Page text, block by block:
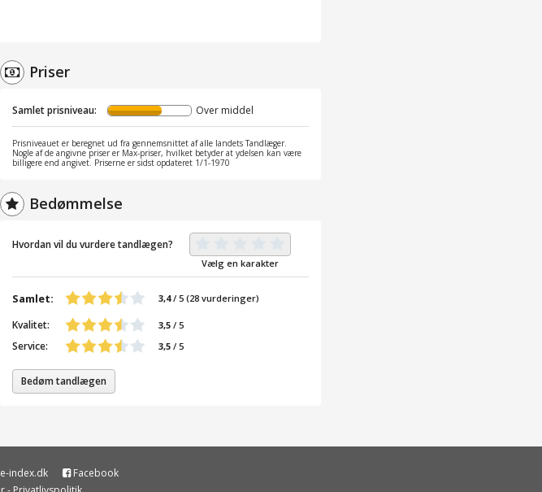
Priser
Samlet prisniveau: Over middel
Prisniveauet er beregnet ud fra gennemsnittet af alle landets Tandlæger.
Nogle af de angivne priser er Max-priser, hvilket betyder at ydelsen kan være
billigere end angivet. Priserne er sidst opdateret 1/1-1970
Bedømmelse
Hvordan vil du vurdere tandlægen?
Vælg en karakter
Samlet: 3,4/ 5 (28 vurderinger)
Kvalitet: 3,5 / 5
Service: 3,5 / 5
Bedøm tandlægen
index.dk
Facebook